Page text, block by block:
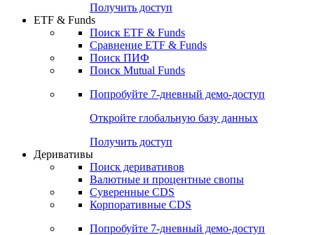
Получить доступ
ETF & Funds
Поиск ETF & Funds
Сравнение ETF & Funds
Поиск ПИФ
Поиск Mutual Funds
Попробуйте 7-дневный демо-доступ
Откройте глобальную базу данных
Получить доступ
Деривативы
Поиск деривативов
Валютные и процентные свопы
Суверенные CDS
Корпоративные CDS
Попробуйте 7-дневный демо-доступ